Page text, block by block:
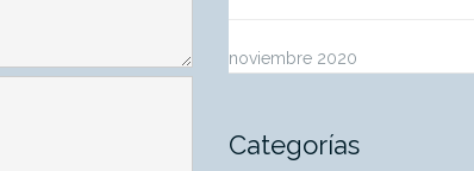
noviembre 2020
Categorías